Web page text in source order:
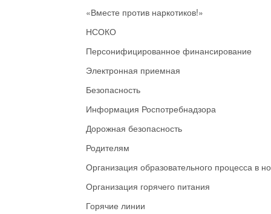
«Вместе против наркотиков!»
НСОКО
Персонифицированное финансирование
Электронная приемная
Безопасность
Информация Роспотребнадзора
Дорожная безопасность
Родителям
Организация образовательного процесса в
Организация горячего питания
Горячие линии